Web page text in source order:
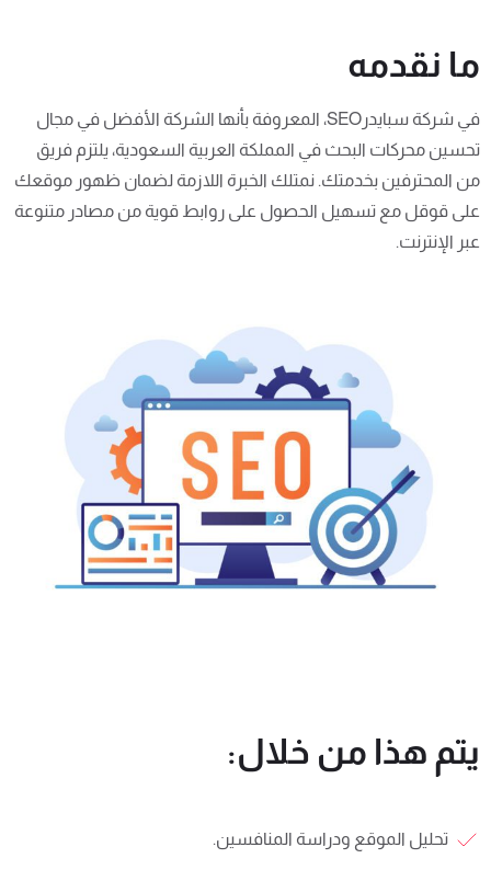
ما نقدمه
في شركة سبايدرSEO، المعروفة بأنها الشركة الأفضل في مجال
تحسين محركات البحث في المملكة العربية السعودية، يلتزم فريق
من المحترفين بخدمتك. نمتلك الخبرة اللازمة لضمان ظهور موقعك
على قوقل مع تسهيل الحصول على روابط قوية من مصادر متنوعة
عبر الإنترنت.
يتم هذا من خلال:
تحليل الموقع ودراسة المنافسين.